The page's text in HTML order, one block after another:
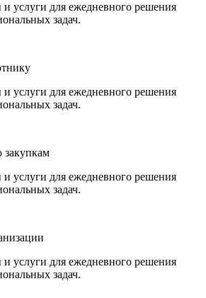
услуги для ежедневного решения
задач.
услуги для ежедневного решения
задач.
закупкам
услуги для ежедневного решения
задач.
услуги для ежедневного решения
задач.